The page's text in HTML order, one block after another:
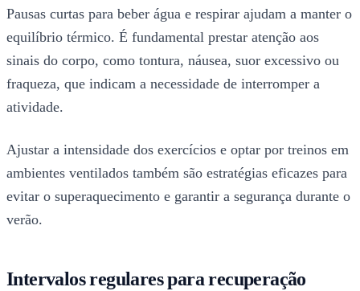
Pausas curtas para beber água e respirar ajudam a manter o
equilíbrio térmico. É fundamental prestar atenção aos
sinais do corpo, como tontura, náusea, suor excessivo ou
fraqueza, que indicam a necessidade de interromper a
atividade.
Ajustar a intensidade dos exercícios e optar por treinos em
ambientes ventilados também são estratégias eficazes para
evitar o superaquecimento e garantir a segurança durante o
verão.
Intervalos regulares para recuperação